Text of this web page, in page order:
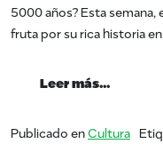
5000 años? Esta
fruta por su rica historia
Leer más…
Publicado enCultura